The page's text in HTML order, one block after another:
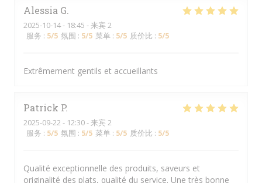
Alessia G
2025-10-14- 18:45 - 来宾 2
服务 : 5/5 氛围 : 5/5 菜单 : 5/5 质价比 : 5/5
Extrêmement gentils et accueillants
Patrick P
2025-09-22 - 12:30 - 来宾 2
服务 : 5/5 氛围 : 5/5 菜单 : 5/5 质价比 : 5/5
Qualité exceptionnelle des produits, saveurs et
originalité des plats, qualité du service. Une très bonne